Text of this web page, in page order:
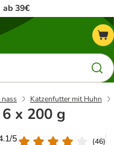
39€
Katzenfutter mit Huhn
x 200 g
5
(46)